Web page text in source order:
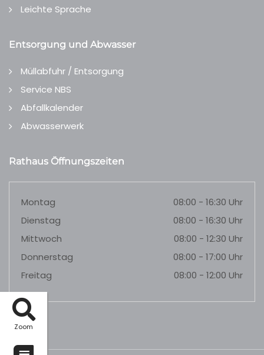
Zoom
Leichte Sprache
Entsorgung und Abwasser
Müllabfuhr / Entsorgung
Service NBS
Abfallkalender
Abwasserwerk
Rathaus Öffnungszeiten
Montag
08:00 - 16:30 Uhr
Dienstag
08:00 - 16:30 Uhr
Mittwoch
08:00 - 12:30 Uhr
Donnerstag
08:00 - 17:00 Uhr
Freitag
08:00 - 12:00 Uhr